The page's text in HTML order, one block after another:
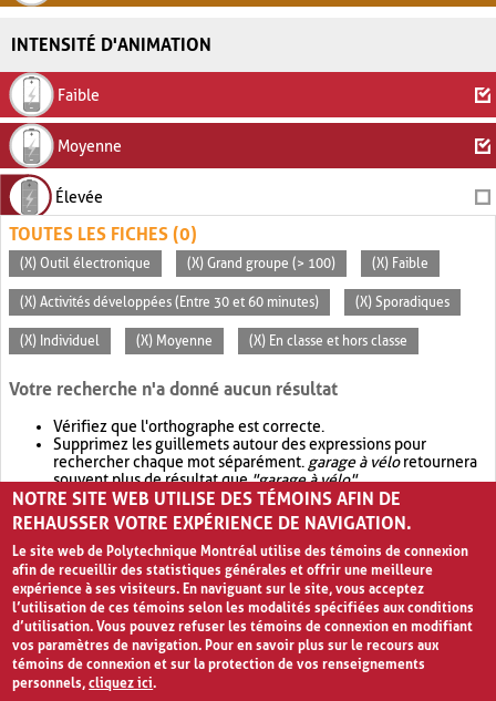
INTENSITÉ D'ANIMATION
Faible
Moyenne
Élevée
TOUTES LES FICHES (0)
(X) Outil électronique (X) Grand groupe (> 100) (X) Faible
(X) Activités développées (Entre 30 et 60 minutes) (X) Sporadiques
(X) Individuel (X) Moyenne (X) En classe et hors classe
Votre recherche n'a donné aucun résultat
Vérifiez que l'orthographe est correcte.
Supprimez les guillemets autour des expressions pour
rechercher chaque mot séparément. garage à véloretournera
souvent plus de résultat que"garage à vélo".
Envisagez d'élargir votre recherche avec OR.garage OR vélo
retournera souvent plus de résultat quegarage à vélo
NOTRE SITE WEB UTILISE DES TÉMOINS AFIN DE
REHAUSSER VOTRE EXPÉRIENCE DE NAVIGATION.
Le site web de Polytechnique Montréal utilise des témoins de connexion
afin de recueillir des statistiques générales et offrir une meilleure
expérience à ses visiteurs. En naviguant sur le site, vous acceptez
l’utilisation de ces témoins selon les modalités spécifiées aux conditions
d’utilisation. Vous pouvez refuser les témoins de connexion en modifiant
vos paramètres de navigation. Pour en savoir plus sur le recours aux
témoins de connexion et sur la protection de vos renseignements
personnels,cliquez ici.